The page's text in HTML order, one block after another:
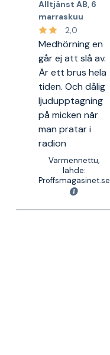
Alltjänst AB 6
marraskuu
2,0
Medhörning en
går ej att slå av.
Är ett brus hela
tiden. Och dålig
ljudupptagning
på micken när
man pratar i
radion
Varmennettu,
lähde:
Proffsmagasinet.se